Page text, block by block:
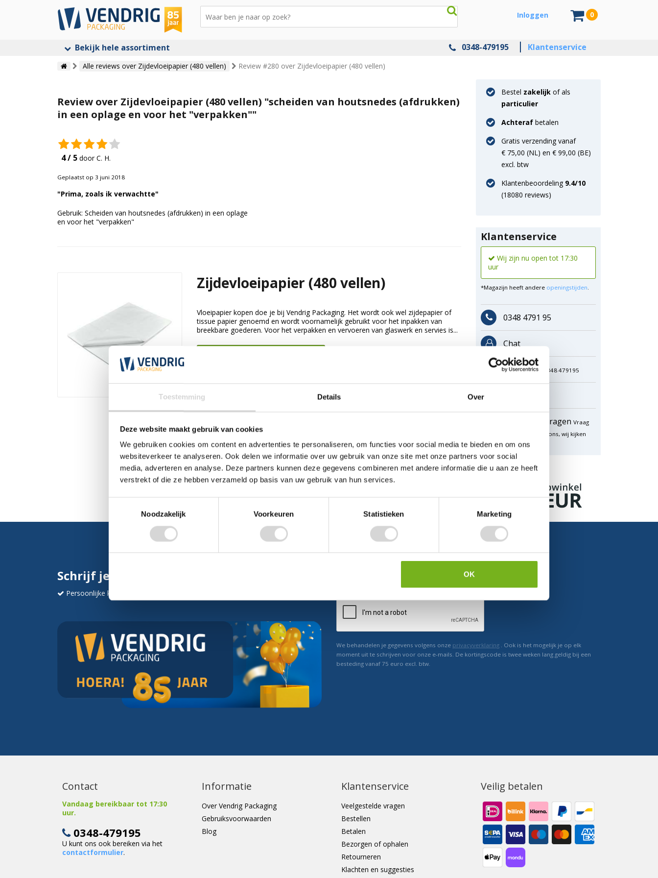
Toestemming Details Over
Deze website maakt gebruik van cookies
We gebruiken cookies om content en advertenties te personaliseren, om functies voor social media te bieden en om ons
websiteverkeer te analyseren. Ook delen we informatie over uw gebruik van onze site met onze partners voor social
media, adverteren en analyse. Deze partners kunnen deze gegevens combineren met andere informatie die u aan ze heeft
verstrekt of die ze hebben verzameld op basis van uw gebruik van hun services.
Noodzakelijk
Voorkeuren Statistieken Marketing
OK
Inloggen 0
Bekijk hele assortiment 0348-479195 Klantenservice
Alle reviews over Zijdevloeipapier (480 vellen) Review #280 over Zijdevloeipapier (480 vellen)
Review over Zijdevloeipapier (480 vellen) "scheiden van houtsnedes (afdrukken)
in een oplage en voor het "verpakken""
4 / 5 door C. H.
Geplaatst op 3 juni 2018
"Prima, zoals ik verwachtte"
Gebruik: Scheiden van houtsnedes (afdrukken) in een oplage
en voor het "verpakken"
Zijdevloeipapier (480 vellen)
Vloeipapier kopen doe je bij Vendrig Packaging. Het wordt ook wel zijdepapier of
tissue papier genoemd en wordt voornamelijk gebruikt voor het inpakken van
breekbare goederen. Voor het verpakken en vervoeren van glaswerk en servies is...
Bestel zakelijk of als
particulier
Achteraf betalen
Gratis verzending vanaf
€ 75,00 (NL) en € 99,00 (BE)
excl. btw
Klantenbeoordeling 9.4/10
(18080 reviews)
Klantenservice
Wij zijn nu open tot 17:30
uur
*Magazijn heeft andere openingstijden.
0348 4791 95
Chat
WhatsApp 0348 479195
Offerte aanvragen Vraag
een speciale prijs op bij ons, wij kijken
naar de mogelijkheden.
Schrijf je in en ontvang direct 5% korting
Persoonlijke korting
Ontvang direct korting
We behandelen je gegevens volgens onze privacyverklaring . Ook is het mogelijk je op elk
moment uit te schrijven voor onze e-mails. De kortingscode is twee weken lang geldig bij een
besteding vanaf 75 euro excl. btw.
Contact
Vandaag bereikbaar tot 17:30
uur.
0348-479195
U kunt ons ook bereiken via het
contactformulier.
Informatie
Over Vendrig Packaging
Gebruiksvoorwaarden
Blog
Klantenservice
Veelgestelde vragen
Bestellen
Betalen
Bezorgen of ophalen
Retourneren
Klachten en suggesties
Veilig betalen